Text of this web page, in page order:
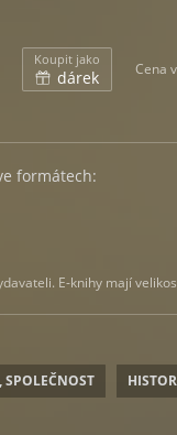
Koupit jako
dárek Cena
formátech:
E-knihy mají
SPOLEČNOST